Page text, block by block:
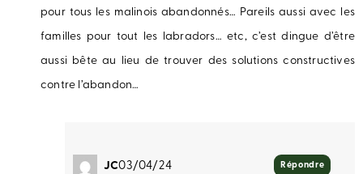
pour tous les malinois abandonnés… Pareils aussi avec les
familles pour tout les labradors… etc, c’est dingue d’être
aussi bête au lieu de trouver des solutions constructives
contre l’abandon…
JC03/04/24 Répondre